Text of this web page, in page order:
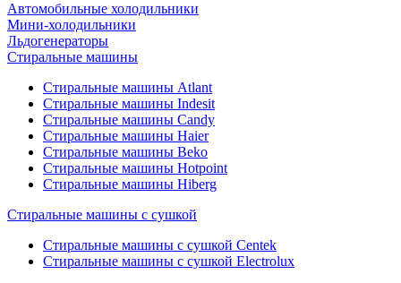
Автомобильные холодильники
Мини-холодильники
Льдогенераторы
Стиральные машины
Стиральные машины Atlant
Стиральные машины Indesit
Стиральные машины Candy
Стиральные машины Haier
Стиральные машины Beko
Стиральные машины Hotpoint
Стиральные машины Hiberg
Стиральные машины с сушкой
Стиральные машины с сушкой Centek
Стиральные машины с сушкой Electrolux